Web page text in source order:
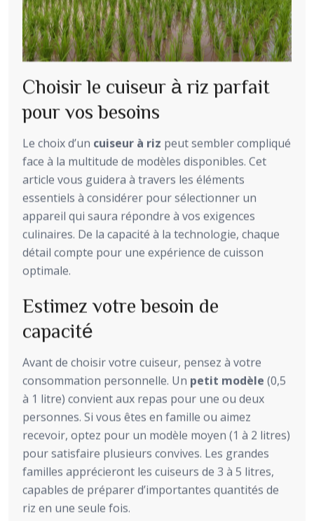
Choisir le cuiseur à riz parfait
pour vos besoins
Le choix d’un cuiseur à riz peut sembler compliqué
face à la multitude de modèles disponibles. Cet
article vous guidera à travers les éléments
essentiels à considérer pour sélectionner un
appareil qui saura répondre à vos exigences
culinaires. De la capacité à la technologie, chaque
détail compte pour une expérience de cuisson
optimale.
Estimez votre besoin de
capacité
Avant de choisir votre cuiseur, pensez à votre
consommation personnelle. Un petit modèle (0,5
à 1 litre) convient aux repas pour une ou deux
personnes. Si vous êtes en famille ou aimez
recevoir, optez pour un modèle moyen (1 à 2 litres)
pour satisfaire plusieurs convives. Les grandes
familles apprécieront les cuiseurs de 3 à 5 litres,
capables de préparer d’importantes quantités de
riz en une seule fois.